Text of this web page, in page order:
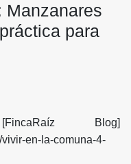
Manzanares
para
Blog]
en-la-comuna-4-